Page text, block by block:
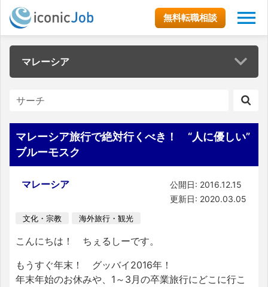
無料転職相談
マレーシア
マレーシア旅行で絶対行くべき！ “人に優しい”
ブルーモスク
マレーシア
公開日: 2016.12.15
更新日: 2020.03.05
文化・宗教 海外旅行・観光
こんにちは！ ちぇるしーです。
もうすぐ年末！ グッバイ2016年！
年末年始のお休みや、1～3月の卒業旅行にどこに行こ